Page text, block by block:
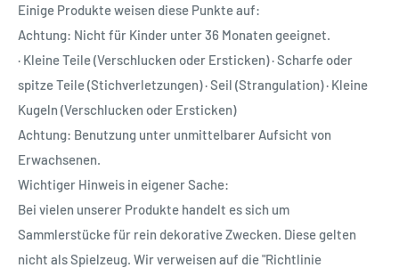
Einige Produkte weisen diese Punkte auf:
Achtung: Nicht für Kinder unter 36 Monaten geeignet.
· Kleine Teile (Verschlucken oder Ersticken) · Scharfe oder
spitze Teile (Stichverletzungen) · Seil (Strangulation) · Kleine
Kugeln (Verschlucken oder Ersticken)
Achtung: Benutzung unter unmittelbarer Aufsicht von
Erwachsenen.
Wichtiger Hinweis in eigener Sache:
Bei vielen unserer Produkte handelt es sich um
Sammlerstücke für rein dekorative Zwecken. Diese gelten
nicht als Spielzeug. Wir verweisen auf die "Richtlinie